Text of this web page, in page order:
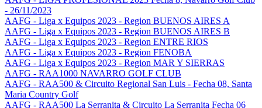
- 26/11/2023
AAFG - Liga x Equipos 2023 - Region BUENOS AIRES A
AAFG - Liga x Equipos 2023 - Region BUENOS AIRES B
AAFG - Liga x Equipos 2023 - Region ENTRE RIOS
AAFG - Liga x Equipos 2023 - Region FENOBA
AAFG - Liga x Equipos 2023 - Region MAR Y SIERRAS
AAFG - RAA1000 NAVARRO GOLF CLUB
AAFG - RAA500 & Circuito Regional San Luis - Fecha 08, Santa
Maria Country Golf
AAFG - RAA500 La Serranita & Circuito La Serranita Fecha 06